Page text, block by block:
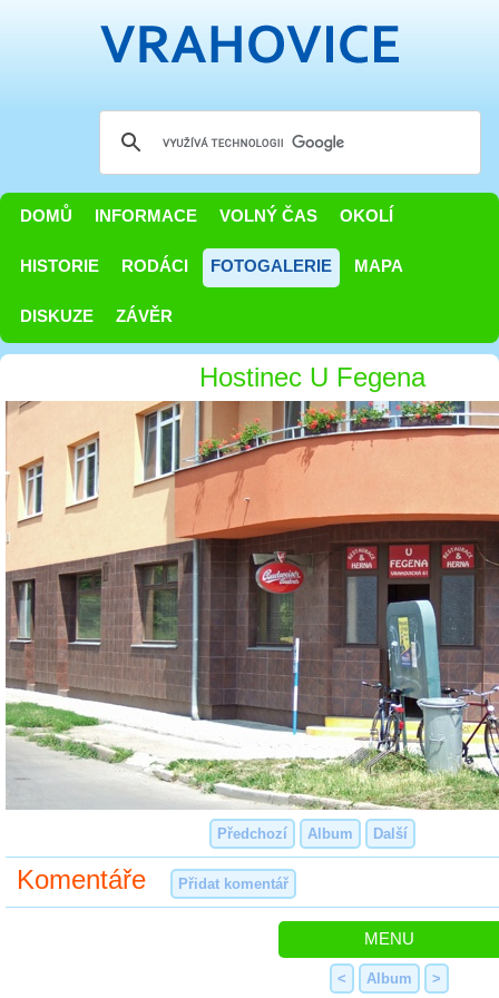
DOMŮ INFORMACE VOLNÝ ČAS OKOLÍ
HISTORIE RODÁCI FOTOGALERIE MAPA
DISKUZE ZÁVĚR
Hostinec U Fegena
Předchozí Album Další
Komentáře Přidat komentář
MENU
< Album >